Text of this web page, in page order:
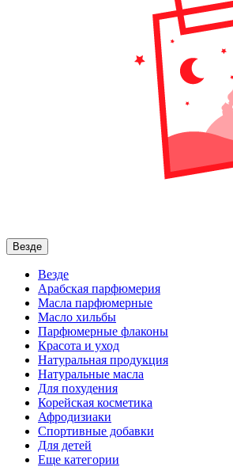
Везде
Везде
Арабская парфюмерия
Масла парфюмерные
Масло хильбы
Парфюмерные флаконы
Красота и уход
Натуральная продукция
Натуральные масла
Для похудения
Корейская косметика
Афродизиаки
Спортивные добавки
Для детей
Еще категории